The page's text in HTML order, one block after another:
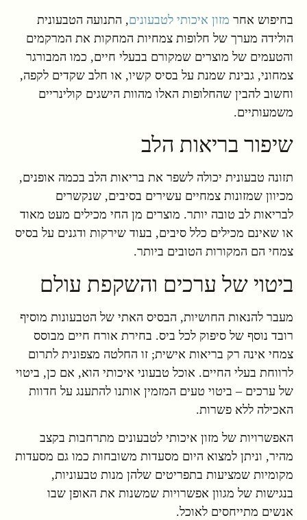
בחיפוש אחר מזון איכותי לטבעונים, התנועה הטבעונית
הולידה מערך של חלופות צמחיות המחקות את המרקמים
והטעמים של מוצרים שמקורם בבעלי חיים, כמו המבורגר
צמחוני, גבינת שמנת על בסיס קשיו, או חלב שקדים לקפה,
וחשוב להבין שהחלופות האלו מהוות הישגים קולינריים
משמעותיים.
שיפור בריאות הלב
תזונה טבעונית יכולה לשפר את בריאות הלב בכמה אופנים,
מכיוון שמזונות צמחיים עשירים בסיבים, שנקשרים
לבריאות לב טובה יותר. מוצרים מן החי מכילים מעט מאוד
או שאינם מכילים כלל סיבים, בעוד שירקות ודגנים על בסיס
צמחי הם המקורות הטובים ביותר.
ביטוי של ערכים והשקפת עולם
מעבר להנאות החושיות, הבסיס האתי של הטבעונות מוסיף
רובד נוסף של סיפוק לכל ביס. בחירת אורח חיים מבוסס
צמחי אינה רק בריאות אישית; זו החלטה מצפונית לתרום
לרווחת בעלי החיים. אוכל טבעוני איכותי הוא, אם כן, ביטוי
של ערכים – ביטוי טעים המזמין אותנו להתענג על חדוות
האכילה ללא פשרות.
האפשרויות של מזון איכותי לטבעונים מתרחבות בקצב
מהיר, וניתן למצוא היום מסעדות משובחות כמו גם מסעדות
מקומיות שמציעות בתפריטים שלהן מנות טבעוניות,
בנגישות של מגוון אפשרויות שמשנות את האופן שבו
אנשים מתייחסים לאוכל.